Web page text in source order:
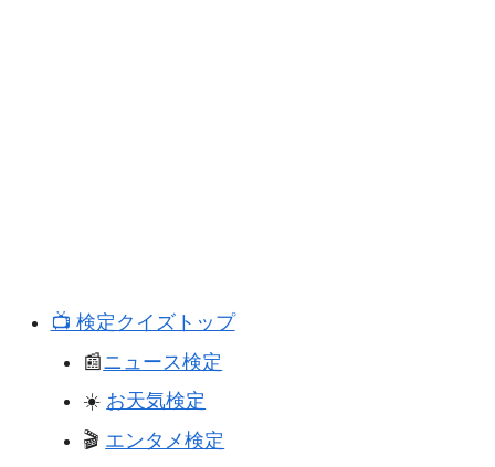
📺️ 検定クイズトップ
📰ニュース検定
☀️ お天気検定
🎬️ エンタメ検定